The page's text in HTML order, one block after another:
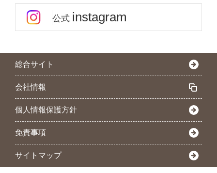
公式 instagram
総合サイト
会社情報
個人情報保護方針
免責事項
サイトマップ